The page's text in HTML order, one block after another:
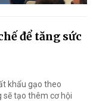
để tăng sức
khẩu gạo theo
sẽ tạo thêm cơ hội